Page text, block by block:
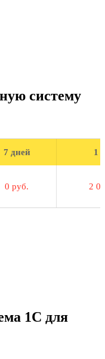
систему
7 дней 1
0 руб. 2
1С для